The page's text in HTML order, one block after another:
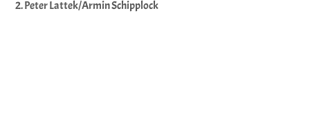
2. Peter Lattek/Armin Schipplock